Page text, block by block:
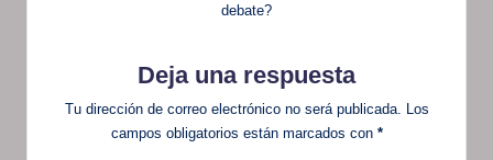
debate?
Deja una respuesta
Tu dirección de correo electrónico no será publicada. Los
campos obligatorios están marcados con *